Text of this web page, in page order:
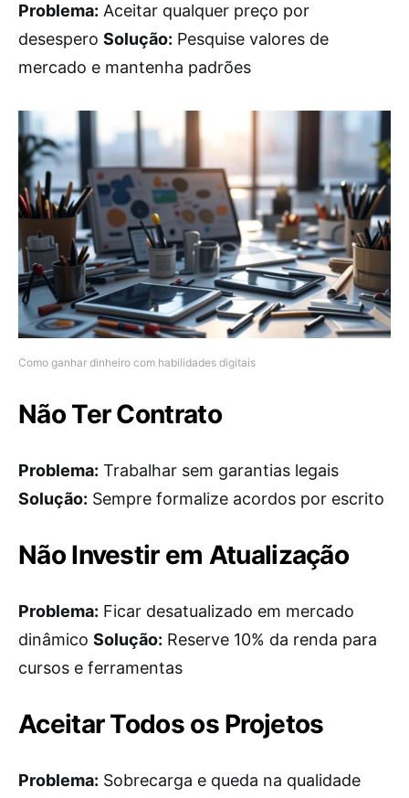
Problema: Aceitar qualquer preço por
desespero Solução: Pesquise valores de
mercado e mantenha padrões
Como ganhar dinheiro com habilidades digitais
Não Ter Contrato
Problema: Trabalhar sem garantias legais
Solução: Sempre formalize acordos por escrito
Não Investir em Atualização
Problema: Ficar desatualizado em mercado
dinâmico Solução: Reserve 10% da renda para
cursos e ferramentas
Aceitar Todos os Projetos
Problema: Sobrecarga e queda na qualidade